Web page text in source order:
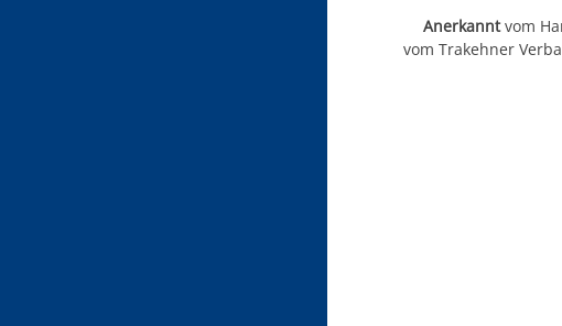
Anerkanntvom
vom Trakehner